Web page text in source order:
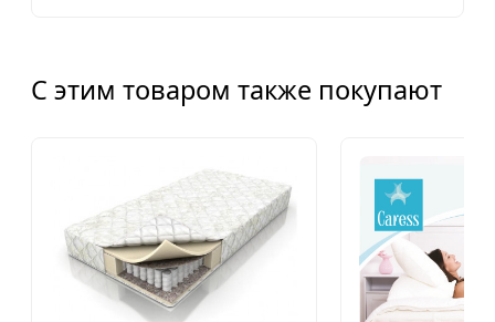
С этим товаром также покупают